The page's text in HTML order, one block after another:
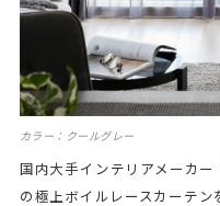
カラー：クールグレー
国内大手インテリアメーカ
の極上ボイルレースカーテン